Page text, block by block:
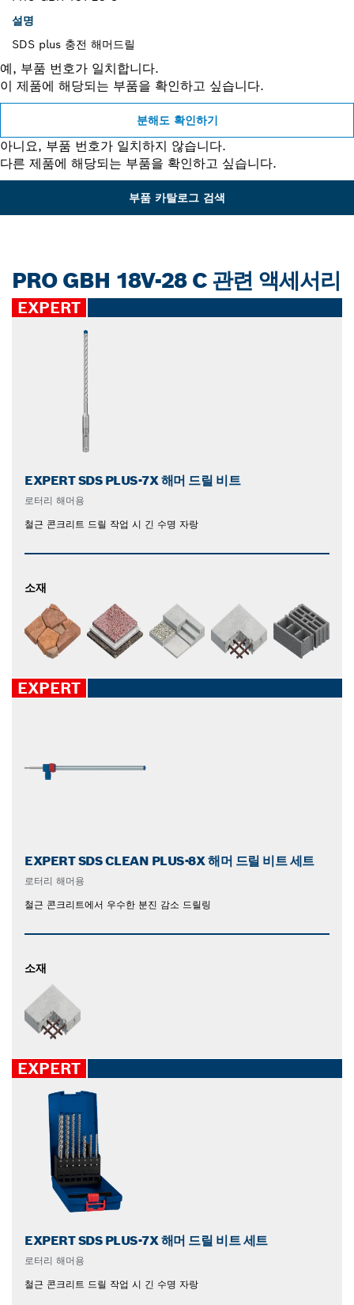
설명
SDS plus 충전 해머드릴
예, 부품 번호가 일치합니다.
이 제품에 해당되는 부품을 확인하고 싶습니다.
분해도 확인하기
아니요, 부품 번호가 일치하지 않습니다.
다른 제품에 해당되는 부품을 확인하고 싶습니다.
부품 카탈로그 검색
PRO GBH 18V-28 C 관련 액세서리
EXPERT
EXPERT SDS PLUS-7X 해머 드릴 비트
로터리 해머용
철근 콘크리트 드릴 작업 시 긴 수명 자랑
소재
EXPERT
EXPERT SDS CLEAN PLUS-8X 해머 드릴 비트 세트
로터리 해머용
철근 콘크리트에서 우수한 분진 감소 드릴링
소재
EXPERT
EXPERT SDS PLUS-7X 해머 드릴 비트 세트
로터리 해머용
철근 콘크리트 드릴 작업 시 긴 수명 자랑